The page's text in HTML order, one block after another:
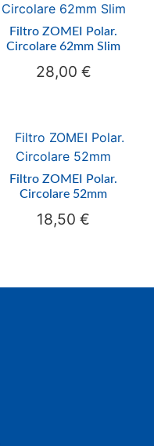
Filtro ZOMEI Polar.
Circolare 62mm Slim
28,00 €
Filtro ZOMEI Polar.
Circolare 52mm
18,50€